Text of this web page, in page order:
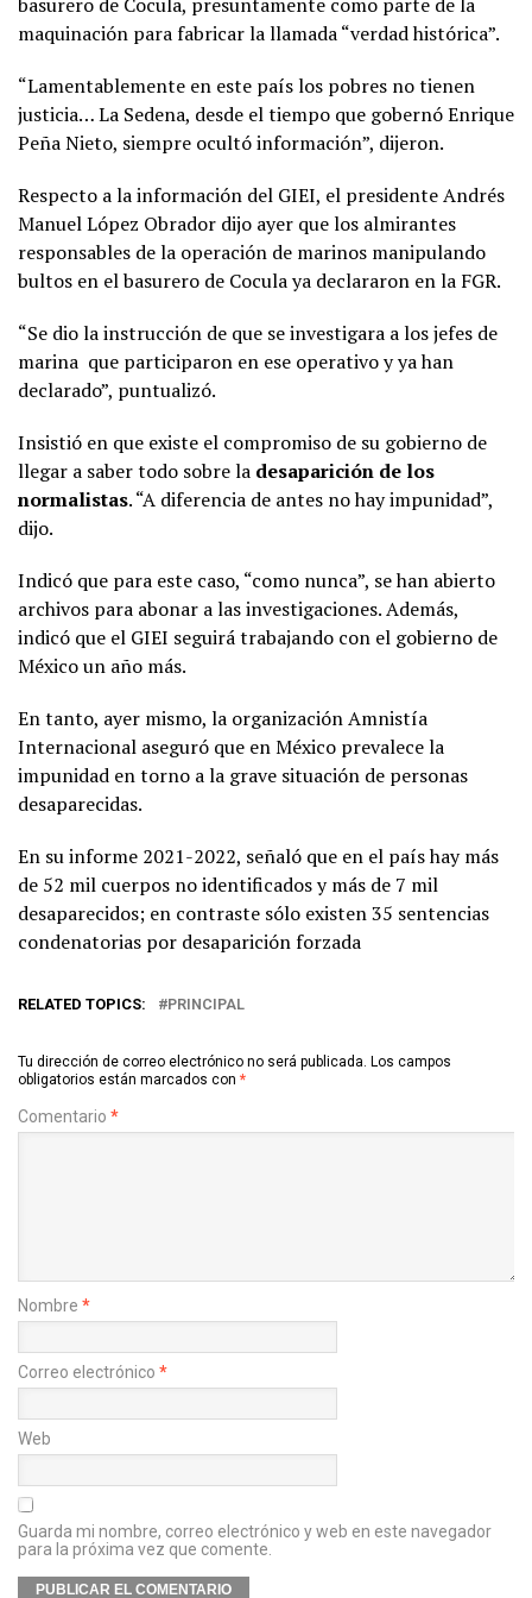
maquinación para fabricar la llamada “verdad histórica”.
“Lamentablemente en este país los pobres no tienen
justicia… La Sedena, desde el tiempo que gobernó Enrique
Peña Nieto, siempre ocultó información”, dijeron.
Respecto a la información del GIEI, el presidente Andrés
Manuel López Obrador dijo ayer que los almirantes
responsables de la operación de marinos manipulando
bultos en el basurero de Cocula ya declararon en la FGR.
“Se dio la instrucción de que se investigara a los jefes de
marina que participaron en ese operativo y ya han
declarado”, puntualizó.
Insistió en que existe el compromiso de su gobierno de
llegar a saber todo sobre la desaparición de los
normalistas. “A diferencia de antes no hay impunidad”,
dijo.
Indicó que para este caso, “como nunca”, se han abierto
archivos para abonar a las investigaciones. Además,
indicó que el GIEI seguirá trabajando con el gobierno de
México un año más.
En tanto, ayer mismo, la organización Amnistía
Internacional aseguró que en México prevalece la
impunidad en torno a la grave situación de personas
desaparecidas.
En su informe 2021-2022, señaló que en el país hay más
de 52 mil cuerpos no identificados y más de 7 mil
desaparecidos; en contraste sólo existen 35 sentencias
condenatorias por desaparición forzada
RELATED TOPICS: PRINCIPAL
Tu dirección de correo electrónico no será publicada. Los campos
obligatorios están marcados con *
Comentario *
Nombre *
Correo electrónico *
Web
Guarda mi nombre, correo electrónico y web en este navegador
para la próxima vez que comente.